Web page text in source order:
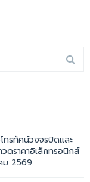
ทรทัศน์วงจรปิดและ
ดราคาอิเล็กทรอนิกส์
ม 2569